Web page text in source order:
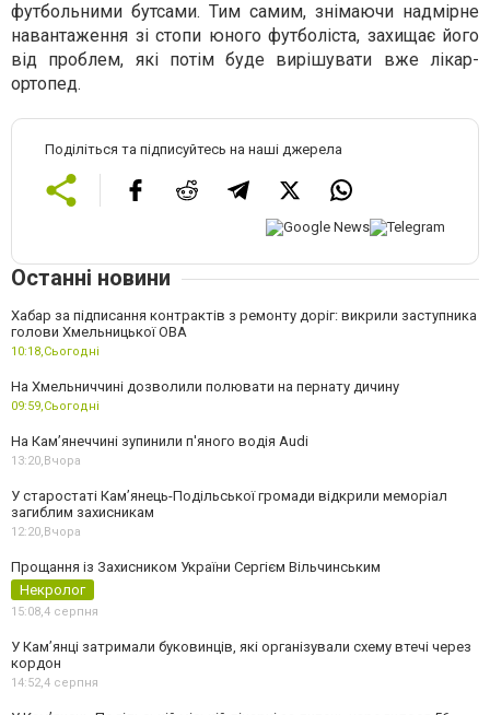
футбольними бутсами. Тим самим, знімаючи надмірне
навантаження зі стопи юного футболіста, захищає його
від проблем, які потім буде вирішувати вже лікар-
ортопед.
Поділіться та підписуйтесь на наші джерела
Останні новини
Хабар за підписання контрактів з ремонту доріг: викрили заступника
голови Хмельницької ОВА
10:18,Сьогодні
На Хмельниччині дозволили полювати на пернату дичину
09:59,Сьогодні
На Камʼянеччині зупинили п'яного водія Audi
13:20,Вчора
У старостаті Кам’янець-Подільської громади відкрили меморіал
загиблим захисникам
12:20,Вчора
Прощання із Захисником України Сергієм Вільчинським
Некролог
15:08,4 серпня
У Кам’янці затримали буковинців, які організували схему втечі через
кордон
14:52,4 серпня